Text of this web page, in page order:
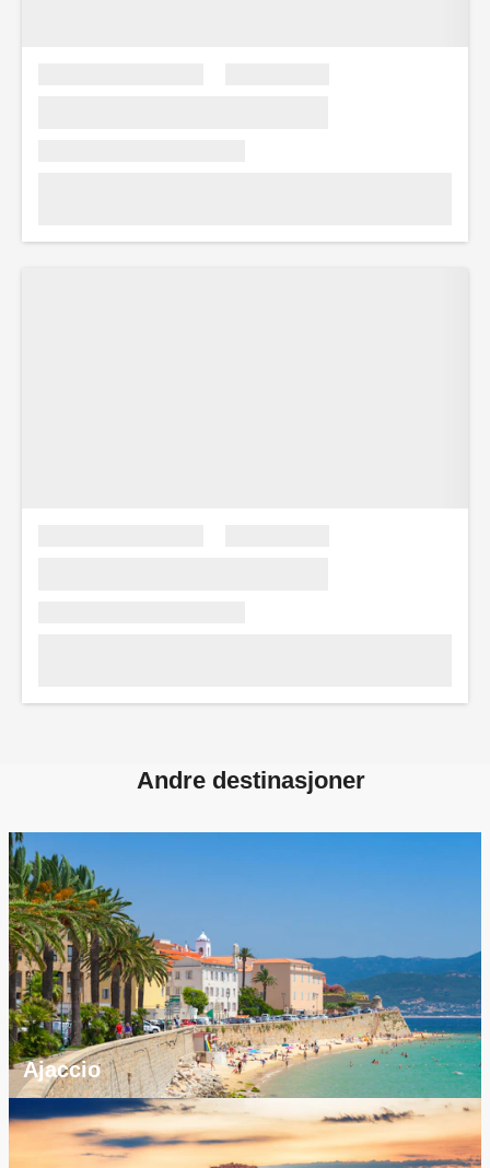
Andre destinasjoner
Ajaccio